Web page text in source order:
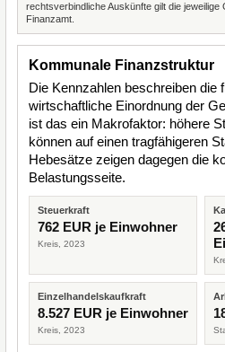
rechtsverbindliche Auskünfte gilt die
Finanzamt.
Kommunale Finanzstruktur
Die Kennzahlen beschreiben die
wirtschaftliche Einordnung der
ist das ein Makrofaktor: höhere
können auf einen tragfähigeren
Hebesätze zeigen dagegen die
Belastungsseite.
Steuerkraft
762 EUR je Einwohner
Kreis, 2023
Einzelhandelskaufkraft
8.527 EUR je Einwohner
Kreis, 2023